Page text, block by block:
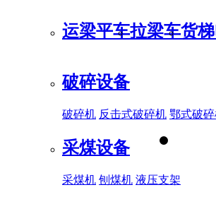
运梁平车拉梁车货
破碎设备
破碎机 反击式破碎机 鄂式破
采煤设备
采煤机 刨煤机 液压支架